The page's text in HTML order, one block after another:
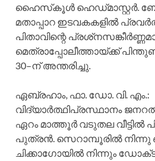
ഹൈസ്‌കൂള്‍ ഹെഡ്‌മാസ്റ്റര്‍.
മതാപ്പാറ ഇടവകകളില്‍
പിതാവിന്റെ
മെത്രാപ്പോലീത്തായ്ക്ക്‌
30–ന്‌ അന്തരിച്ചു.
ഏബ്രഹാം, ഫാ. ഡോ. വി. എം.:
വിദ്യാര്‍ത്ഥിപ്രസ്ഥാനം
ഏറം മാത്തൂര്‍ വടുതല വീട്ടില്‍
പുത്രന്‍. സെറാമ്പൂരില്‍ നിന്നു
ചിക്കാഗോയില്‍ നിന്നും